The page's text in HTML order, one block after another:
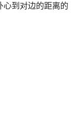
心到对边的距离的